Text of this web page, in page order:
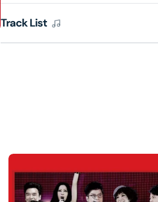
冠
傑
光
[蜚
聲
環
冠
光
[蜚
聲
環
Track List